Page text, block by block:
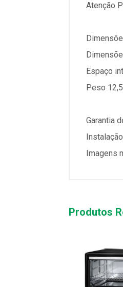
Atenção
Espaço
Peso
Garantia
Imagens
Produtos